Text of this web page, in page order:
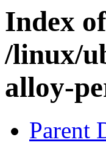
Index of
/linux/
alloy-
Parent